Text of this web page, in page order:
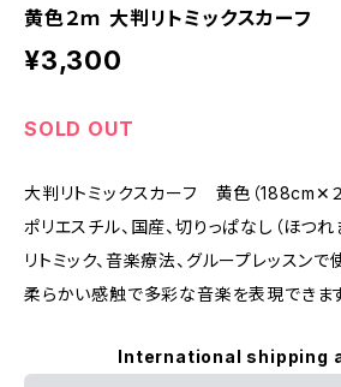
黄色２ｍ 大判リトミックスカーフ
¥3,300
SOLD OUT
大判リトミックスカーフ 黄色（188cm✕２
ポリエスチル、国産、切りっぱなし（ほつれ
リトミック、音楽療法、グループレッスンで
柔らかい感触で多彩な音楽を表現できます
International shipping